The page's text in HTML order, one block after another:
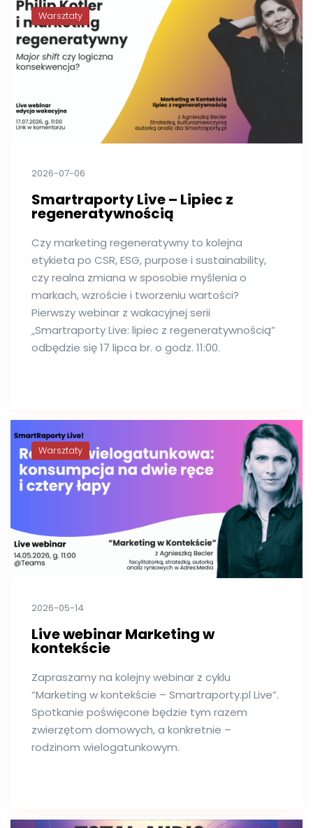
Warsztaty
2026-07-06
Smartraporty Live – Lipiec z
regeneratywnością
Czy marketing regeneratywny to kolejna
etykieta po CSR, ESG, purpose i sustainability,
czy realna zmiana w sposobie myślenia o
markach, wzroście i tworzeniu wartości?
Pierwszy webinar z wakacyjnej serii
„Smartraporty Live: lipiec z regeneratywnością”
odbędzie się 17 lipca br. o godz. 11:00.
Warsztaty
2026-05-14
Live webinar Marketing w
kontekście
Zapraszamy na kolejny webinar z cyklu
“Marketing w kontekście – Smartraporty.pl Live”.
Spotkanie poświęcone będzie tym razem
zwierzętom domowych, a konkretnie –
rodzinom wielogatunkowym.